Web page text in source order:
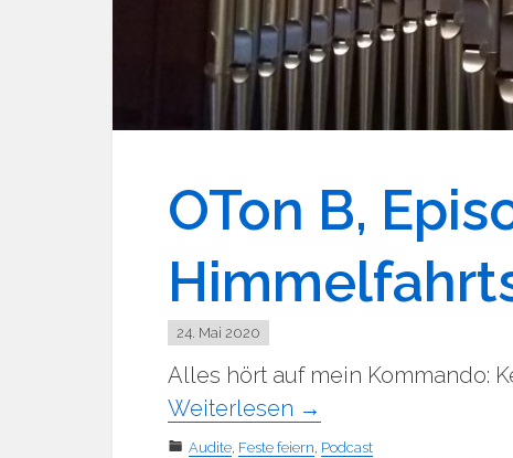
OTon B,
24. Mai 2020
Alles hört auf mein Kommando:
Weiterlesen →
Audite Feste feiern Podcast